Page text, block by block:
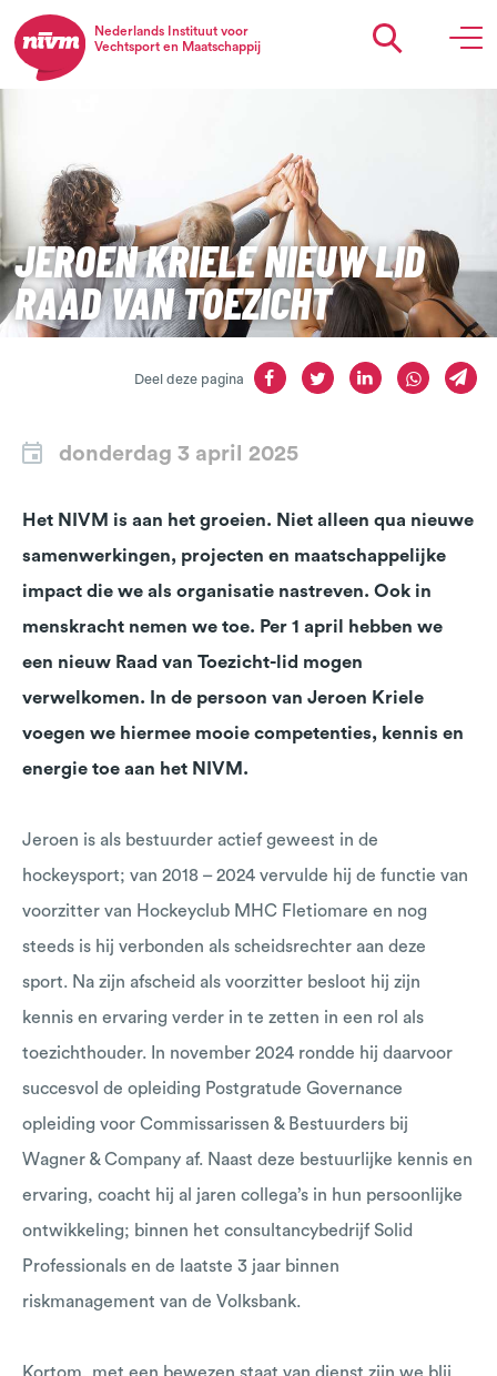
Nederlands Instituut voor
Vechtsport en Maatschappij
JEROEN KRIELE NIEUW LID
RAAD VAN TOEZICHT
Deel deze pagina
donderdag 3 april 2025
Het NIVM is aan het groeien. Niet alleen qua nieuwe
samenwerkingen, projecten en maatschappelijke
impact die we als organisatie nastreven. Ook in
menskracht nemen we toe. Per 1 april hebben we
een nieuw Raad van Toezicht-lid mogen
verwelkomen. In de persoon van Jeroen Kriele
voegen we hiermee mooie competenties, kennis en
energie toe aan het NIVM.
Jeroen is als bestuurder actief geweest in de
hockeysport; van 2018 – 2024 vervulde hij de functie van
voorzitter van Hockeyclub MHC Fletiomare en nog
steeds is hij verbonden als scheidsrechter aan deze
sport. Na zijn afscheid als voorzitter besloot hij zijn
kennis en ervaring verder in te zetten in een rol als
toezichthouder. In november 2024 rondde hij daarvoor
succesvol de opleiding Postgratude Governance
opleiding voor Commissarissen & Bestuurders bij
Wagner & Company af. Naast deze bestuurlijke kennis en
ervaring, coacht hij al jaren collega’s in hun persoonlijke
ontwikkeling; binnen het consultancybedrijf Solid
Professionals en de laatste 3 jaar binnen
riskmanagement van de Volksbank.
Kortom, met een bewezen staat van dienst zijn we blij